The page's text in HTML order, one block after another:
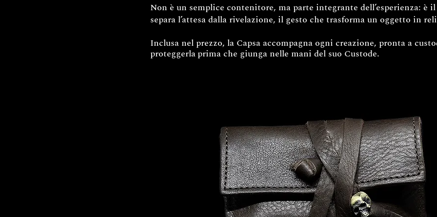
Non è un semplice contenitore, ma parte integrante dell’esperienza: è
separa l’attesa dalla rivelazione, il gesto che trasforma un oggetto in
Inclusa nel prezzo, la Capsa accompagna ogni creazione, pronta a
proteggerlaprima che giunga nelle mani del suo Custode.